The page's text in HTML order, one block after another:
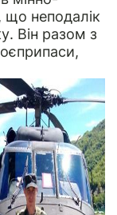
що неподалік
Він разом з